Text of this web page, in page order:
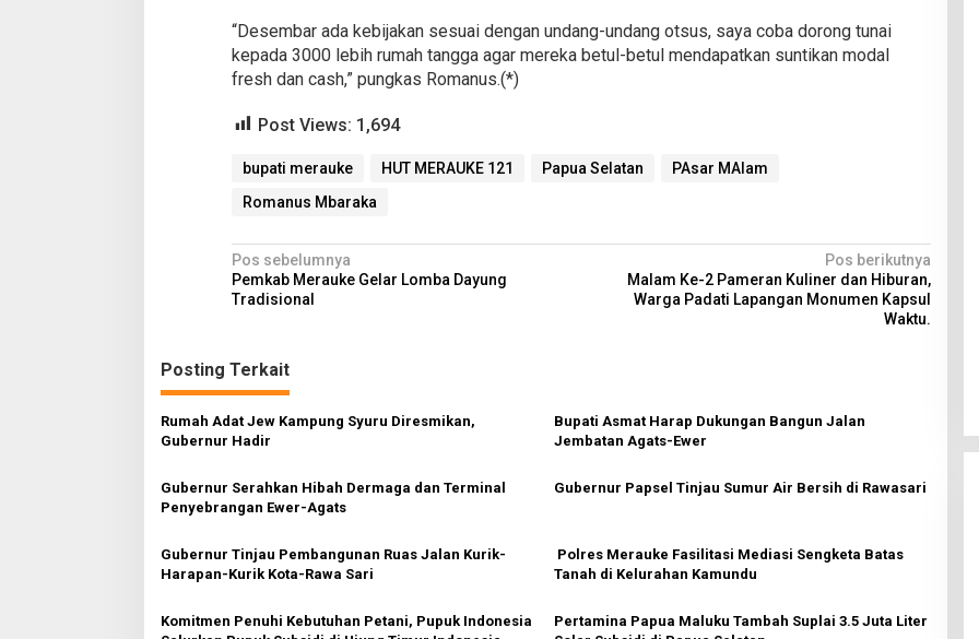
“Desembar ada kebijakan sesuai dengan undang-undang otsus, saya coba dorong tunai
kepada 3000 lebih rumah tangga agar mereka betul-betul mendapatkan suntikan modal
fresh dan cash,” pungkas Romanus.(*)
Post Views: 1,694
bupati merauke HUT MERAUKE 121 Papua Selatan
PAsar MAlam
Romanus Mbaraka
N
a
i
g
a
s
i
p
o
s
Pos sebelumnya
Pemkab Merauke Gelar Lomba Dayung
Tradisional
Pos berikutnya
Malam Ke-2 Pameran Kuliner dan Hiburan,
Warga Padati Lapangan Monumen Kapsul
Waktu.
Posting Terkait
Rumah Adat Jew Kampung Syuru Diresmikan,
Gubernur Hadir
Bupati Asmat Harap Dukungan Bangun Jalan
Jembatan Agats-Ewer
Gubernur Serahkan Hibah Dermaga dan Terminal
Penyebrangan Ewer-Agats
Gubernur Papsel Tinjau Sumur Air Bersih di Rawasari
Gubernur Tinjau Pembangunan Ruas Jalan Kurik-
Harapan-Kurik Kota-Rawa Sari
Polres Merauke Fasilitasi Mediasi Sengketa Batas
Tanah di Kelurahan Kamundu
Komitmen Penuhi Kebutuhan Petani, Pupuk Indonesia
Pertamina Papua Maluku Tambah Suplai 3.5 Juta Liter